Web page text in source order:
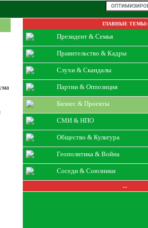
ГЛАВНЫЕ ТЕМЫ:
Президент & Семья
Правительство & Кадры
Слухи & Скандалы
Партии & Оппозиция
Бизнес & Проекты
СМИ & НПО
Общество & Культура
Геополитика & Война
Соседи & Союзники
...